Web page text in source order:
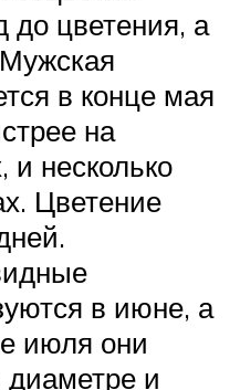
до цветения, а
в конце мая
на
и несколько
Цветение
в июне, а
июля они
диаметре и